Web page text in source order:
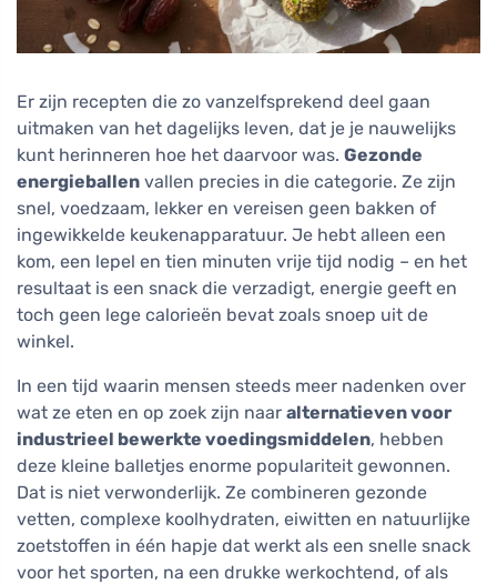
Er zijn recepten die zo vanzelfsprekend deel gaan
uitmaken van het dagelijks leven, dat je je nauwelijks
kunt herinneren hoe het daarvoor was. Gezonde
energieballen vallen precies in die categorie. Ze zijn
snel, voedzaam, lekker en vereisen geen bakken of
ingewikkelde keukenapparatuur. Je hebt alleen een
kom, een lepel en tien minuten vrije tijd nodig – en het
resultaat is een snack die verzadigt, energie geeft en
toch geen lege calorieën bevat zoals snoep uit de
winkel.
In een tijd waarin mensen steeds meer nadenken over
wat ze eten en op zoek zijn naar alternatieven voor
industrieel bewerkte voedingsmiddelen, hebben
deze kleine balletjes enorme populariteit gewonnen.
Dat is niet verwonderlijk. Ze combineren gezonde
vetten, complexe koolhydraten, eiwitten en natuurlijke
zoetstoffen in één hapje dat werkt als een snelle snack
voor het sporten, na een drukke werkochtend, of als